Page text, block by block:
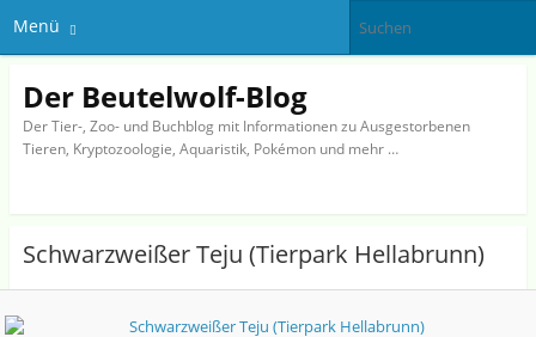
Menü
Der Beutelwolf-Blog
Der Tier-, Zoo- und Buchblog mit Informationen zu Ausgestorbenen
Tieren, Kryptozoologie, Aquaristik, Pokémon und mehr …
Schwarzweißer Teju (Tierpark Hellabrunn)